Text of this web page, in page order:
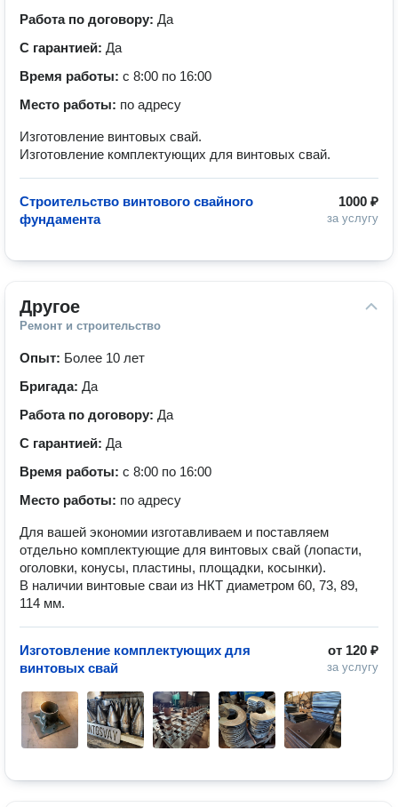
Работа по договору: Да
С гарантией: Да
Время работы: с 8:00 по 16:00
Место работы: по адресу
Изготовление винтовых свай.
Изготовление комплектующих для винтовых свай.
1000 ₽
за услугу
Строительство винтового свайного
фундамента
Другое
Ремонт и строительство
Опыт: Более 10 лет
Бригада: Да
Работа по договору: Да
С гарантией: Да
Время работы: с 8:00 по 16:00
Место работы: по адресу
Для вашей экономии изготавливаем и поставляем
отдельно комплектующие для винтовых свай (лопасти,
оголовки, конусы, пластины, площадки, косынки).
В наличии винтовые сваи из НКТ диаметром 60, 73, 89,
114 мм.
от 120 ₽
за услугу
Изготовление комплектующих для
винтовых свай